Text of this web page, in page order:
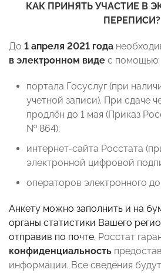
КАК ПРИНЯТЬ УЧАСТИЕ В
ПЕРЕПИСИ?
До 1 апреля 2021 года
в электронном виде с помощью:
портала Госуслуг (при
учетной записи). При сдаче
продлён до 1 мая (Приказ
№ 864);
интернет-сайта Росстата
электронной цифровой
операторов электронного
Анкету можно заполнить и на
органы статистики Вашего
отправив по почте. Росстат
конфиденциальность
информации. Все сведения